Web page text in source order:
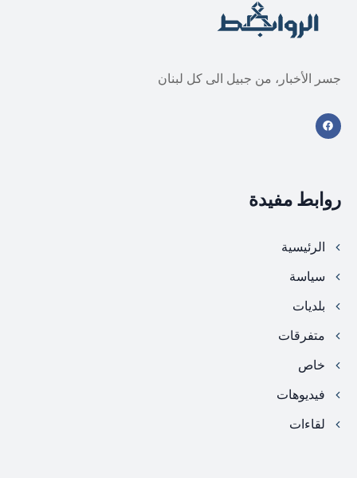
جسر الأخبار، من جبيل الى كل لبنان
روابط مفيدة
الرئيسية
سياسة
بلديات
متفرقات
خاص
فيديوهات
لقاءات